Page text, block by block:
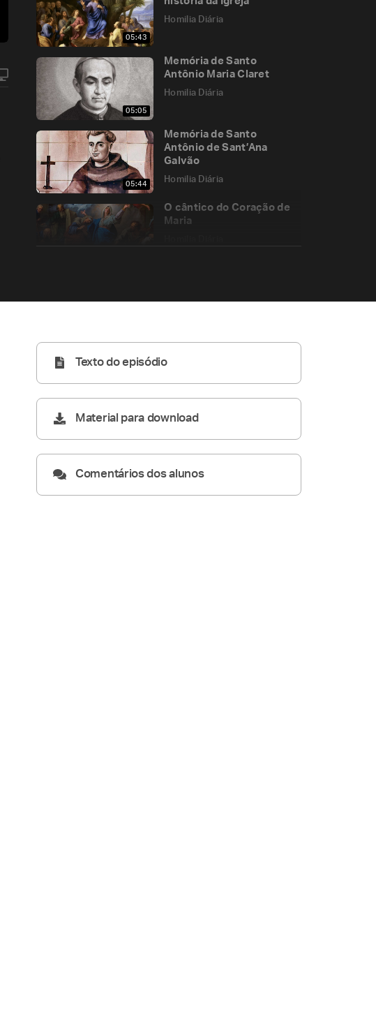
05:43
Homilia Diária
05:05
Memória de Santo
Antônio Maria Claret
Homilia Diária
05:44
Memória de Santo
Antônio de Sant’Ana
Galvão
Homilia Diária
O cântico do Coração de
Maria
Texto do episódio
Material para download
Comentários dos alunos